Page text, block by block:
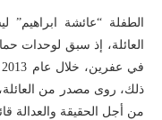
الطفلة “عائشة ابراهيم”
العائلة، إذ سبق لوحدات
ذلك، روى مصدر من
من أجل الحقيقة والعدالة